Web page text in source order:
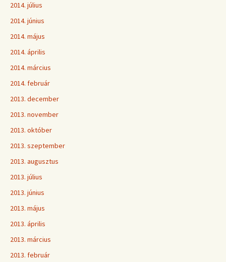
2014. július
2014. június
2014. május
2014. április
2014. március
2014. február
2013. december
2013. november
2013. október
2013. szeptember
2013. augusztus
2013. július
2013. június
2013. május
2013. április
2013. március
2013. február